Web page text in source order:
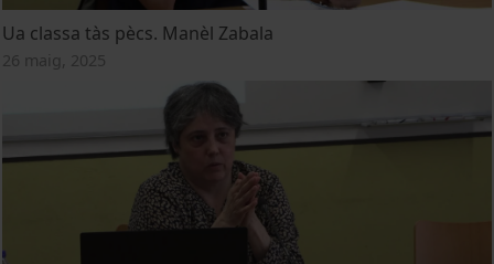
Ua classa tàs pècs. Manèl Zabala
26 maig, 2025